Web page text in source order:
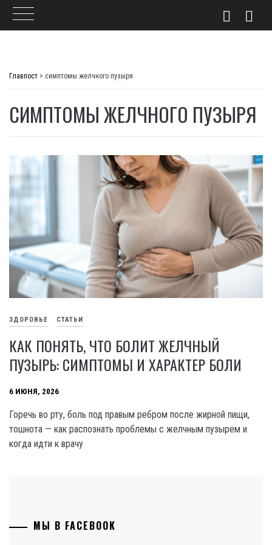
Главпост > симптомы желчного пузыря
СИМПТОМЫ ЖЕЛЧНОГО ПУЗЫРЯ
ЗДОРОВЬЕ СТАТЬИ
КАК ПОНЯТЬ, ЧТО БОЛИТ ЖЕЛЧНЫЙ
ПУЗЫРЬ: СИМПТОМЫ И ХАРАКТЕР БОЛИ
6 ИЮНЯ, 2026
Горечь во рту, боль под правым ребром после жирной пищи,
тошнота — как распознать проблемы с желчным пузырем и
когда идти к врачу
МЫ В FACEBOOK